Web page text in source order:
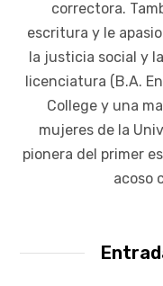
correctora.
escritura y le
la justicia social y
licenciatura (B.A.
College y una
mujeres de la
pionera del primer
acoso